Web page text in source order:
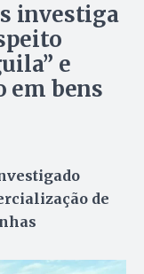
investiga
e
em bens
de